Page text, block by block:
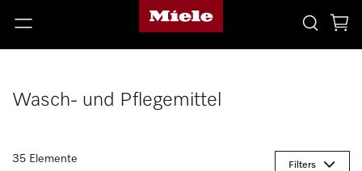
Wasch- und Pflegemittel
35 Elemente
Filters